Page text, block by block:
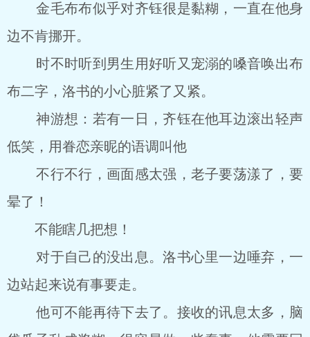
金毛布布似乎对齐钰很是黏糊，一直在他身
边不肯挪开。
时不时听到男生用好听又宠溺的嗓音唤出布
布二字，洛书的小心脏紧了又紧。
神游想：若有一日，齐钰在他耳边滚出轻声
低笑，用眷恋亲昵的语调叫他
不行不行，画面感太强，老子要荡漾了，要
晕了！
不能瞎几把想！
对于自己的没出息。洛书心里一边唾弃，一
边站起来说有事要走。
他可不能再待下去了。接收的讯息太多，脑